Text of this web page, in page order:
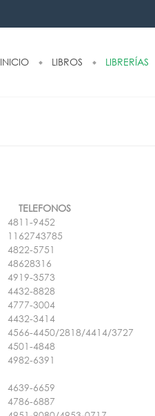
INICIO LIBROS LIBRERÍAS
TELEFONOS
4811-9452
1162743785
4822-5751
48628316
4919-3573
4432-8828
4777-3004
4432-3414
4566-4450/2818/4414/3727
4501-4848
4982-6391
4639-6659
4786-6887